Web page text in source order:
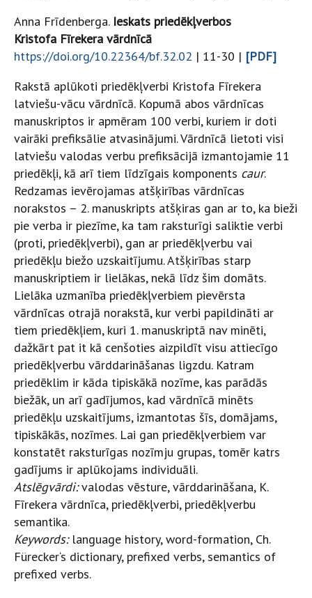
Anna Frīdenberga. Ieskats priedēkļverbos
Kristofa Fīrekera vārdnīcā
https://doi.org/10.22364/bf.32.02 | 11-30 | [PDF]
Rakstā aplūkoti priedēkļverbi Kristofa Fīrekera
latviešu-vācu vārdnīcā. Kopumā abos vārdnīcas
manuskriptos ir apmēram 100 verbi, kuriem ir doti
vairāki prefiksālie atvasinājumi. Vārdnīcā lietoti visi
latviešu valodas verbu prefiksācijā izmantojamie 11
priedēkļi, kā arī tiem līdzīgais komponents caur.
Redzamas ievērojamas atšķirības vārdnīcas
norakstos – 2. manuskripts atšķiras gan ar to, ka bieži
pie verba ir piezīme, ka tam raksturīgi saliktie verbi
(proti, priedēkļverbi), gan ar priedēkļverbu vai
priedēkļu biežo uzskaitījumu. Atšķirības starp
manuskriptiem ir lielākas, nekā līdz šim domāts.
Lielāka uzmanība priedēkļverbiem pievērsta
vārdnīcas otrajā norakstā, kur verbi papildināti ar
tiem priedēkļiem, kuri 1. manuskriptā nav minēti,
dažkārt pat it kā cenšoties aizpildīt visu attiecīgo
priedēkļverbu vārddarināšanas ligzdu. Katram
priedēklim ir kāda tipiskākā nozīme, kas parādās
biežāk, un arī gadījumos, kad vārdnīcā minēts
priedēkļu uzskaitījums, izmantotas šīs, domājams,
tipiskākās, nozīmes. Lai gan priedēkļverbiem var
konstatēt raksturīgas nozīmju grupas, tomēr katrs
gadījums ir aplūkojams individuāli.
Atslēgvārdi:valodas vēsture, vārddarināšana, K.
Fīrekera vārdnīca, priedēkļverbi, priedēkļverbu
semantika.
Keywords: language history, word-formation, Ch.
Fürecker‘s dictionary, prefixed verbs, semantics of
prefixed verbs.